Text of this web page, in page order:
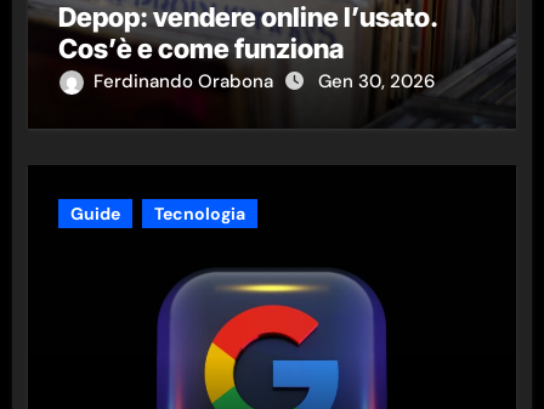
Depop: vendere online l’usato.
Cos’è e come funziona
Ferdinando Orabona Gen 30, 2026
Guide Tecnologia